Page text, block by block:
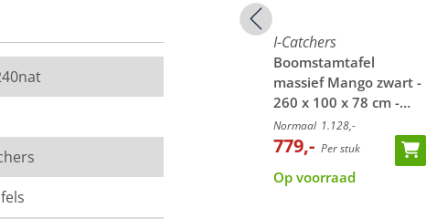
om meubels van te
zwart -
-
I-Catchers
Boomstamtafelblad
220 x 100 cm -
Op voorraad
I-Catchers
Boomstamtafel
massief Mango zwart -
260 x 100 x 78 cm -
Bladdikte 4,0 cm - Y-
poten
Normaal 1.128,-
779,- Per stuk
Op voorraad